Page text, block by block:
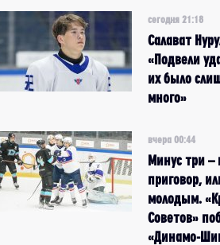
сегодня 21:18
Салават
«Подвели
их было
много»
вчера 00:44
Минус три –
приговор,
молодым.
Советов»
«Динамо-